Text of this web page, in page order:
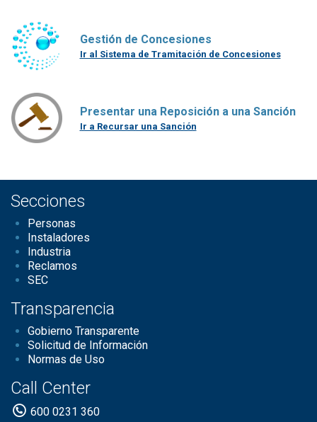
Gestión de Concesiones
Ir al Sistema de Tramitación de Concesiones
Presentar una Reposición a una Sanción
Ir a Recursar una Sanción
Secciones
Personas
Instaladores
Industria
Reclamos
SEC
Transparencia
Gobierno Transparente
Solicitud de Información
Normas de Uso
Call Center
600 0231 360